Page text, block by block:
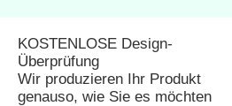
KOSTENLOSE Design-
Überprüfung
Wir produzieren Ihr Produkt
genauso, wie Sie es möchten